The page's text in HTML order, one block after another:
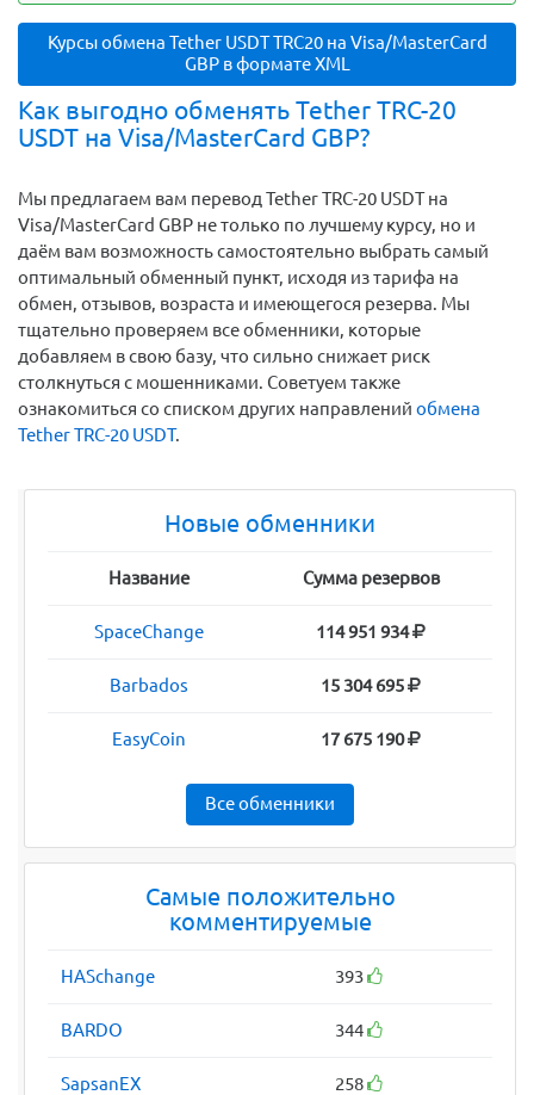
Курсы обмена Tether USDT TRC20 на Visa/MasterCard
GBP в формате XML
Как выгодно обменять Tether TRC-20
USDT на Visa/MasterCard GBP?
Мы предлагаем вам перевод Tether TRC-20 USDT на
Visa/MasterCard GBP не только по лучшему курсу, но и
даём вам возможность самостоятельно выбрать самый
оптимальный обменный пункт, исходя из тарифа на
обмен, отзывов, возраста и имеющегося резерва. Мы
тщательно проверяем все обменники, которые
добавляем в свою базу, что сильно снижает риск
столкнуться с мошенниками. Советуем также
ознакомиться со списком других направлений обмена
Tether TRC-20 USDT.
Новые обменники
Название Сумма резервов
SpaceChange 114 951 934
Barbados 15 304 695
EasyCoin 17 675 190
Все обменники
Самые положительно
комментируемые
HASchange 393
BARDO 344
SapsanEX 258